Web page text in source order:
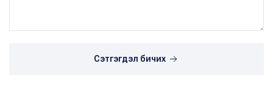
Сэтгэгдэл бичих